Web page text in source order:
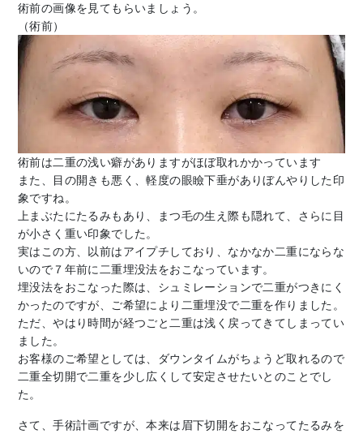
術前の画像を見てもらいましょう。
（術前）
術前は二重の浅い癖がありますがほぼ取れかかっています
また、目の開きも悪く、軽度の眼瞼下垂がありぼんやりした印
象ですね。
上まぶたにたるみもあり、まつ毛の生え際も隠れて、さらに目
が小さく重い印象でした。
実はこの方、以前はアイプチしており、なかなか二重にならな
いので７年前に二重埋没法をおこなっています。
埋没法をおこなった際は、シュミレーションで二重がつきにく
かったのですが、ご希望により二重埋没で二重を作りました。
ただ、やはり時間が経つごと二重は浅く戻ってきてしまってい
ました。
お客様のご希望としては、ダウンタイムがちょうど取れるので
二重全切開で二重を少し広くして安定させたいとのことでし
た。
さて、手術計画ですが、本来は眉下切開をおこなってたるみを